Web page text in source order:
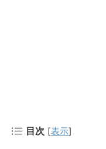
目次 [表示]